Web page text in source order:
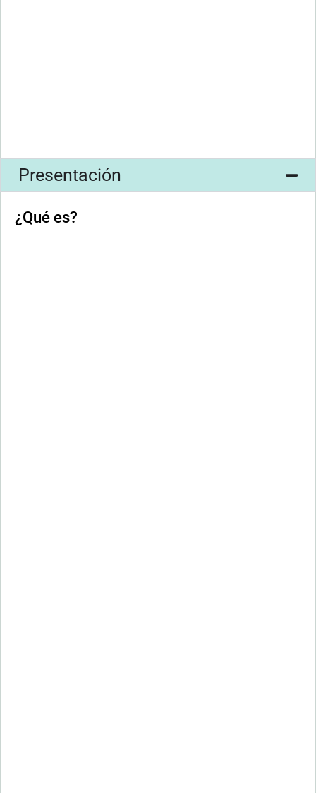
Presentación
¿Qué es?